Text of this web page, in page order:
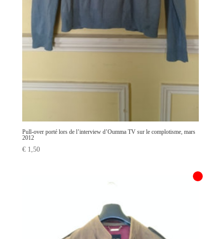
Pull-over porté lors de l’interview d’Oumma TV sur le complotisme, mars
2012
€1,50